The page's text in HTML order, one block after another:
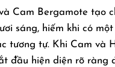
Cam Bergamote tạo
sáng, hiếm khi có
tương tự. Khi Cam và
đầu hiện diện rõ ràng